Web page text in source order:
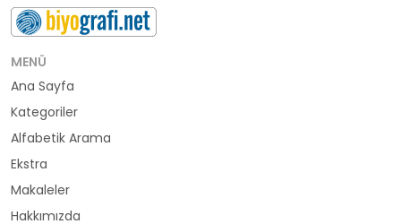
buluş
bürokrat
büyükelçi
cumhurbaşkanı
din adamı
MENÜ
Ana Sayfa
Kategoriler
Alfabetik Arama
Ekstra
Makaleler
Hakkımızda